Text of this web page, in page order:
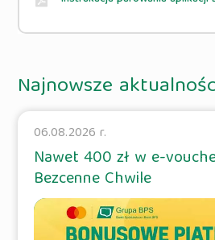
Najnowsze
06.08.2026 r.
Nawet 400 zł w e-
Bezcenne Chwile